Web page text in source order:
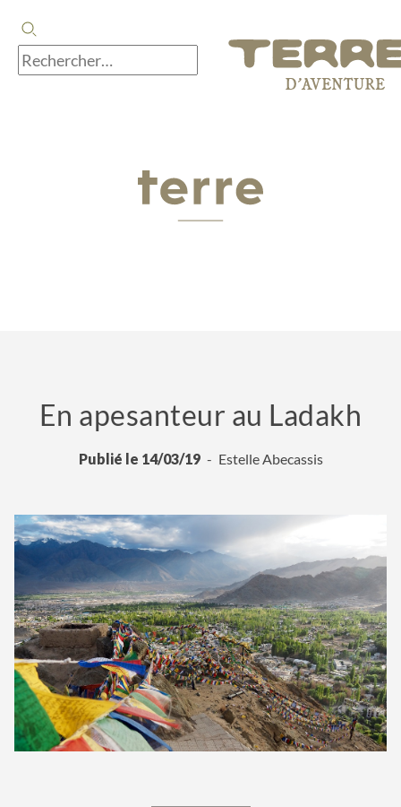
En apesanteur au Ladakh
Publié le 14/03/19 Estelle Abecassis